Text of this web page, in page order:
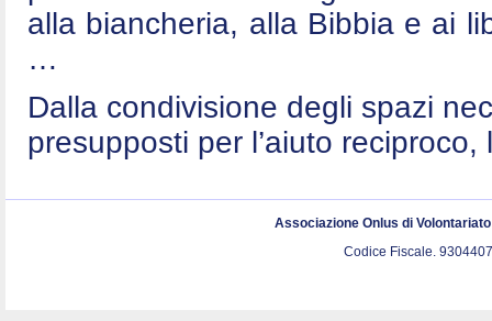
alla biancheria, alla Bibbia e ai
…
Dalla condivisione degli spazi
presupposti per l’aiuto
Associazione Onlus di
Codice Fiscale.